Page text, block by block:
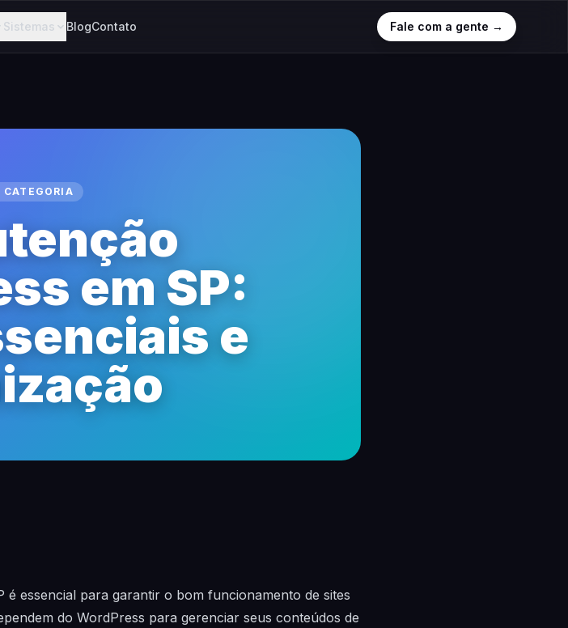
Sistemas BlogContato Fale com a gente →
CATEGORIA
em SP:
e
essencial para garantir o bom funcionamento de sites
do WordPress para gerenciar seus conteúdos de